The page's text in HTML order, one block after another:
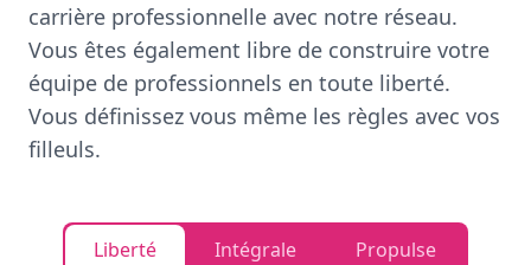
carrière professionnelle avec notre réseau.
Vous êtes également libre de construire votre
équipe de professionnels en toute liberté.
Vous définissez vous même les règles avec vos
filleuls.
Liberté Intégrale Propulse